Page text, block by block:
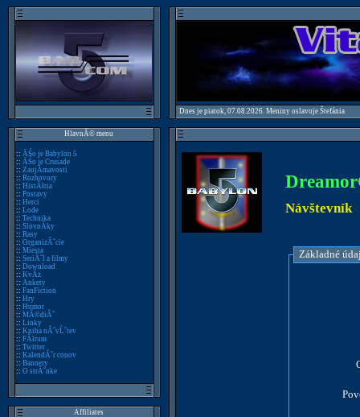
Dnes je piatok, 07.08.2026. Meniny oslavuje Štefánia
HlavnĂ© menu
:: ÄŚo je Babylon 5
:: ÄŚo je Crusade
:: ZaujĂ­mavosti
:: Rozhovory
:: HistĂłria
:: Postavy
:: Herci
:: Lode
:: Technika
:: SlovnĂ­ky
:: Rasy
:: OrganizĂˇcie
:: Miesta
:: SeriĂˇl a filmy
:: Download
:: KvĂ­z
:: Ankety
:: FanFiction
:: Hry
:: Humor
:: MĂ©diĂˇ
:: Linky
:: Kniha nĂˇvĹˇtev
:: FĂłrum
:: Twitter
:: KalendĂˇr conov
:: Bannery
:: O strĂˇnke
Affiliates
Návštevník
Základné